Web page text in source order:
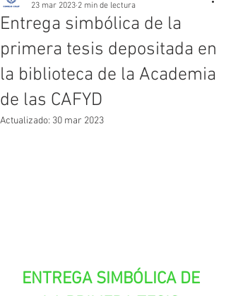
Entrega simbólica de la
primera tesis depositada en
la biblioteca de la Academia
de las CAFYD
23 mar 2023 2 min de lectura
Actualizado: 30 mar 2023
ENTREGA SIMBÓLICA DE